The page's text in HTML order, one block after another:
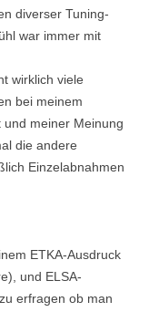
diverser Tuning-
war immer mit
wirklich viele
bei meinem
meiner Meinung
die andere
Einzelabnahmen
ETKA-Ausdruck
und ELSA-
erfragen ob man